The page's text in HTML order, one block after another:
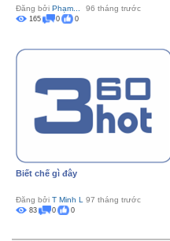
Đăng bởi Phạm... 96 tháng trước
165 0 0
Biết chế gì đây
Đăng bởi T Minh L 97 tháng trước
83 0 0